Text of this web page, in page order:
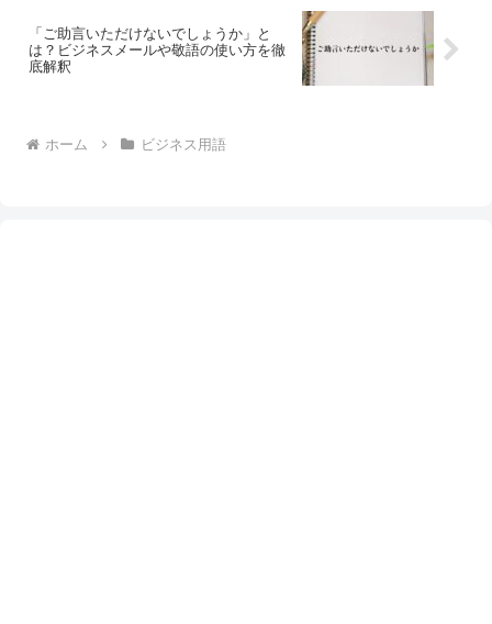
「ご助言いただけないでしょうか」と
は？ビジネスメールや敬語の使い方を徹
底解釈
ホーム ビジネス用語